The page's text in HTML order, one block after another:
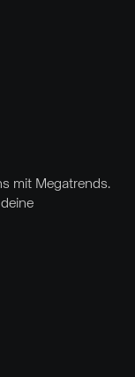
mit Megatrends.